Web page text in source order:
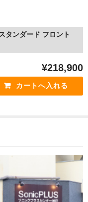
タンダード フロント
¥218,900